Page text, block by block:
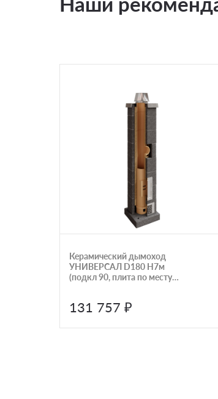
Керамический дымоход
УНИВЕРСАЛ D180 H7м
(подкл 90, плита по месту)
131 757 ₽